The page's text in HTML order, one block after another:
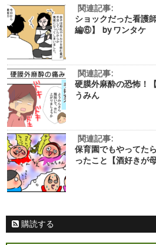
関連記事:
ショックだった看護
編⑥】 by ワンタケ
関連記事:
硬膜外麻酔の恐怖！
うみん
関連記事:
保育園でもやってた
ったこと【酒好きが
購読する